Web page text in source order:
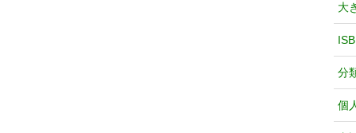
大
分
個